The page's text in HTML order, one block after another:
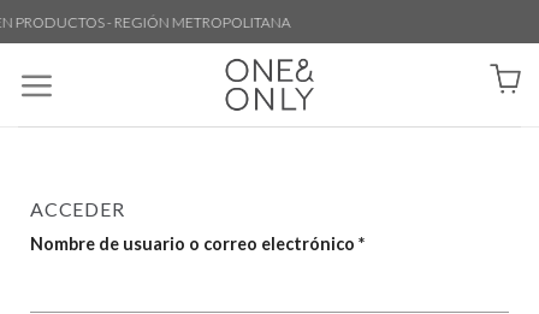
- REGIÓN METROPOLITANA
ACCEDER
Nombre de usuario o correo electrónico *